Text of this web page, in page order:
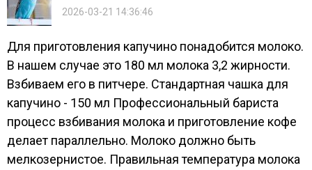
2026-03-21 14:36:46
Для приготовления капучино понадобится молоко.
В нашем случае это 180 мл молока 3,2 жирности.
Взбиваем его в питчере. Стандартная чашка для
капучино - 150 мл Профессиональный бариста
процесс взбивания молока и приготовление кофе
делает параллельно. Молоко должно быть
мелкозернистое. Правильная температура молока